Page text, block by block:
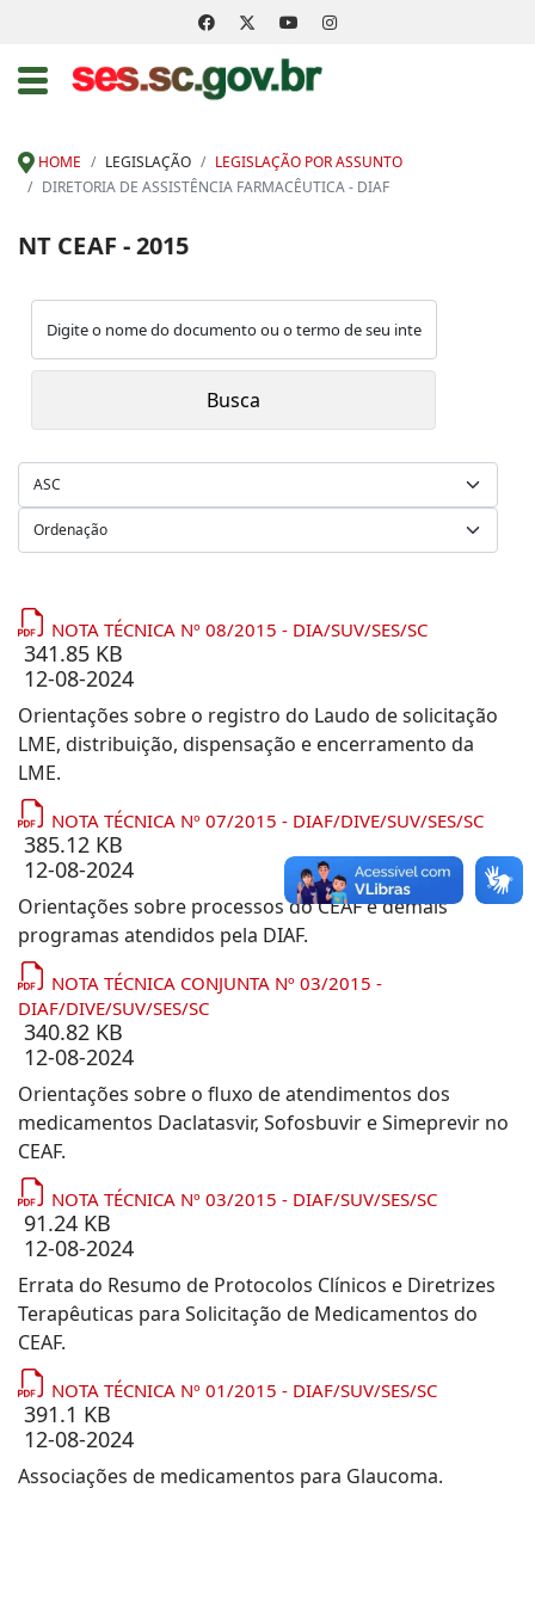
HOME LEGISLAÇÃO
LEGISLAÇÃO POR ASSUNTO
DIRETORIA DE ASSISTÊNCIA FARMACÊUTICA - DIAF
NT CEAF - 2015
NOTA TÉCNICA Nº 08/2015 - DIA/SUV/SES/SC
341.85 KB
12-08-2024
Orientações sobre o registro do Laudo de solicitação
LME, distribuição, dispensação e encerramento da
LME.
NOTA TÉCNICA Nº 07/2015 - DIAF/DIVE/SUV/SES/SC
385.12 KB
12-08-2024
Orientações sobre processos do CEAF e demais
programas atendidos pela DIAF.
NOTA TÉCNICA CONJUNTA Nº 03/2015 -
DIAF/DIVE/SUV/SES/SC
340.82 KB
12-08-2024
Orientações sobre o fluxo de atendimentos dos
medicamentos Daclatasvir, Sofosbuvir e Simeprevir no
CEAF.
NOTA TÉCNICA Nº 03/2015 - DIAF/SUV/SES/SC
91.24 KB
12-08-2024
Errata do Resumo de Protocolos Clínicos e Diretrizes
Terapêuticas para Solicitação de Medicamentos do
CEAF.
NOTA TÉCNICA Nº 01/2015 - DIAF/SUV/SES/SC
391.1 KB
12-08-2024
Associações de medicamentos para Glaucoma.